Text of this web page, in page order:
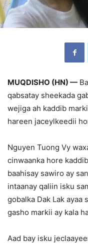
MUQDISHO (HN) —
qabsatay sheekada
wejiga ah kaddib
hareen jaceylkeedii
Nguyen Tuong Vy
cinwaanka hore
baahisay sawiro ay
intaanay qaliin isku
gobalka Dak Lak ayaa
gasho markii ay kala
Aad bay isku